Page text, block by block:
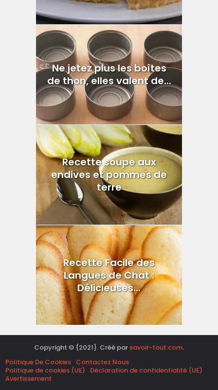
Ne jetez plus les boîtes
de thon, elles valent de...
Recette soupe aux
endives et pommes de
terre
Recette Facile des
Langues de Chat :
Délicieuses...
Copyright © {2021}. Créé par savoir-tout.com.
Politique De Cookies Contactez Nous
Politique de cookies (UE)
Déclaration de confidentialité (UE)
Avertissement